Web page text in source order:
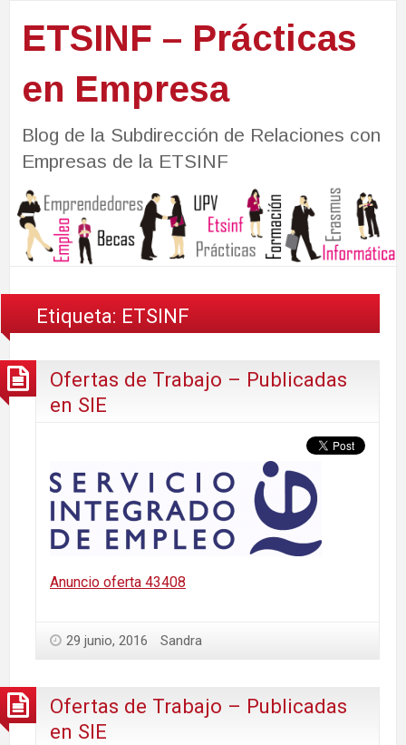
ETSINF – Prácticas
en Empresa
Blog de la Subdirección de Relaciones con
Empresas de la ETSINF
Etiqueta: ETSINF
Ofertas de Trabajo – Publicadas
en SIE
Anuncio oferta 43408
29 junio, 2016 Sandra
Ofertas de Trabajo – Publicadas
en SIE